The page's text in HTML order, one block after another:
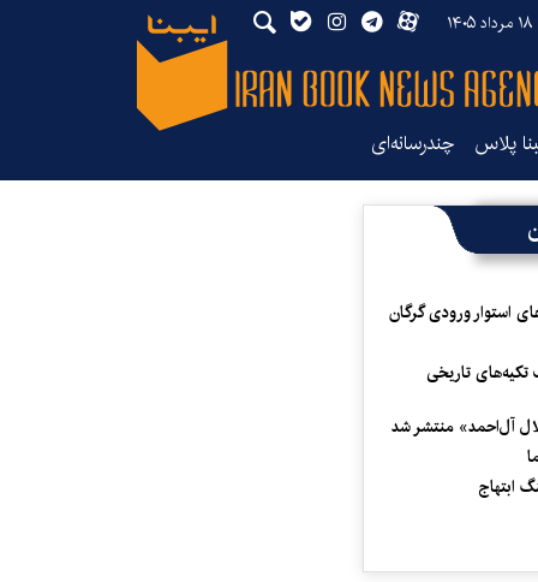
پلاس چندرسانه‌ای
استوار ورودی گرگان
تکیه‌های تاریخی
آل‌احمد» منتشر شد
ابتهاج